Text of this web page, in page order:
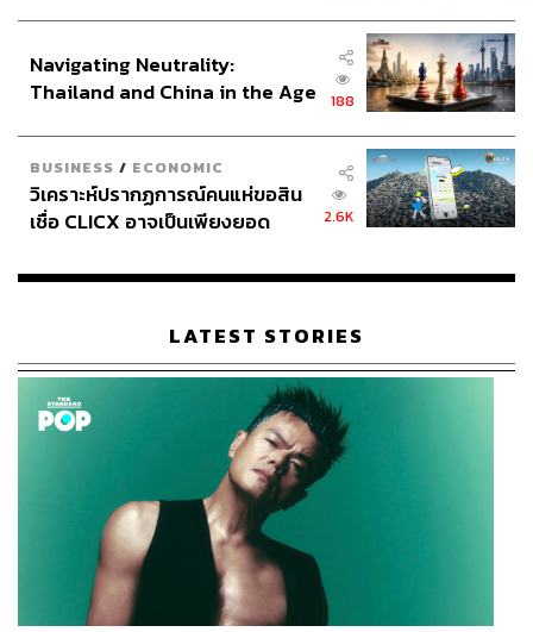
TAGS: มะเขือเทศ Heinz
ซอสมะเขือเทศ
Navigating Neutrality:
Thailand and China in the Age
188
BUSINESS / ECONOMIC
วิเคราะห์ปรากฏการณ์คนแห่ขอสิน
เชื่อ CLICX อาจเป็นเพียงยอด
เรือนไทยที่ถูกซุกไว้
2.6K
LATEST STORIES